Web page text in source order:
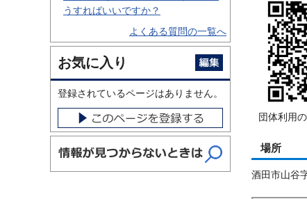
団体利用
場所
酒田市山谷
うすればいいですか？
よくある質問の一覧へ
お気に入り
登録されているページはありません。